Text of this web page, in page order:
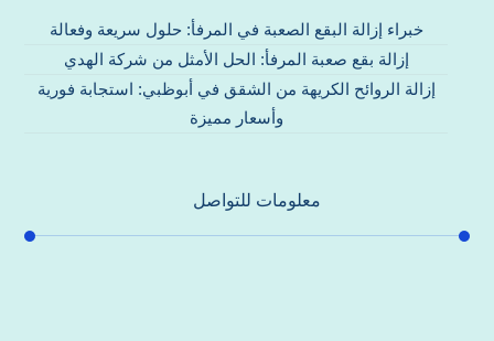
خبراء إزالة البقع الصعبة في المرفأ: حلول سريعة وفعالة
إزالة بقع صعبة المرفأ: الحل الأمثل من شركة الهدي
إزالة الروائح الكريهة من الشقق في أبوظبي: استجابة فورية
وأسعار مميزة
معلومات للتواصل